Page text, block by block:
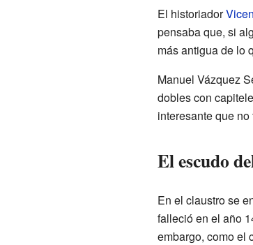
El historiador
pensaba que, si
más antigua de lo
Manuel Vázquez
dobles con
interesante que
El escudo
En el claustro se
falleció en el año
embargo, como el